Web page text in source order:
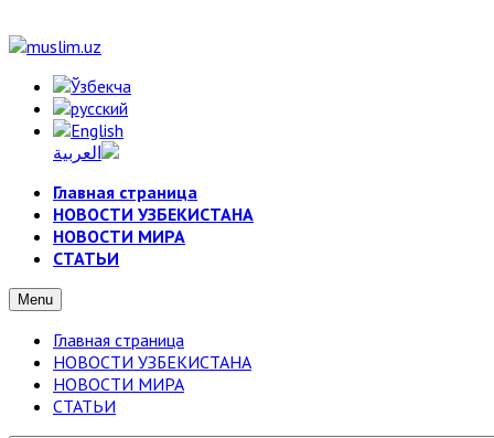
Главная страница
НОВОСТИ УЗБЕКИСТАНА
НОВОСТИ МИРА
СТАТЬИ
Menu
Главная страница
НОВОСТИ УЗБЕКИСТАНА
НОВОСТИ МИРА
СТАТЬИ